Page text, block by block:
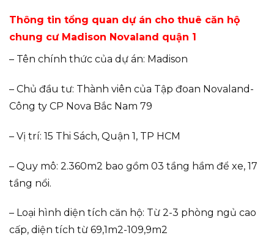
Thông tin tổng quan dự án cho thuê căn hộ
chung cư Madison Novaland quận 1
– Tên chính thức của dự án: Madison
– Chủ đầu tư: Thành viên của Tập đoan Novaland-
Công ty CP Nova Bắc Nam 79
– Vị trí: 15 Thi Sách, Quận 1, TP HCM
– Quy mô: 2.360m2 bao gồm 03 tầng hầm để xe, 17
tầng nổi.
– Loại hình diện tích căn hộ: Từ 2-3 phòng ngủ cao
cấp, diện tích từ 69,1m2-109,9m2